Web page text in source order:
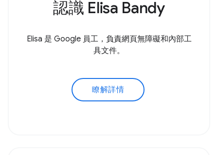
認識 Elisa Bandy
Elisa 是 Google 員工，負責網頁無障礙和內部工
具文件。
瞭解詳情